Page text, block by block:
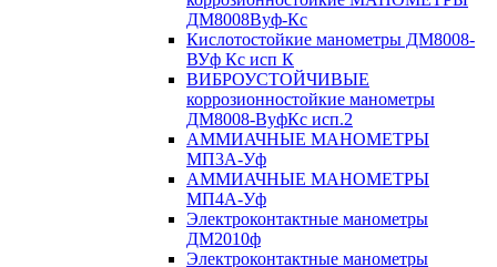
ДМ8008Вуф-Кс
Кислотостойкие манометры ДМ8008-
ВУф Кс исп К
ВИБРОУСТОЙЧИВЫЕ
коррозионностойкие манометры
ДМ8008-ВуфКс исп.2
АММИАЧНЫЕ МАНОМЕТРЫ
МП3А-Уф
АММИАЧНЫЕ МАНОМЕТРЫ
МП4А-Уф
Электроконтактные манометры
ДМ2010ф
Электроконтактные манометры